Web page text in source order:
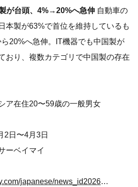
が台頭、4%→20%へ急伸 自動車の
本製が63%で首位を維持しているも
20%へ急伸。IT機器でも中国製が
おり、複数カテゴリで中国製の存在
ア在住20〜59歳の一般男女
2日〜4月3日
ーベイマイ
https://www.surveymy.com/japanese/news_id202604_3_2.html